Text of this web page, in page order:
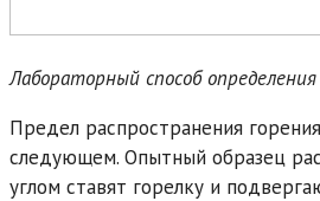
Лабораторный способ
Предел распространения
следующем. Опытный образец
углом ставят горелку и